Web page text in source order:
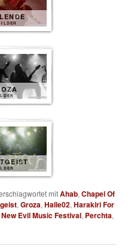
mitAhab,Chapel Of
,Groza,Halle02,Harakiri For
New Evil Music Festival, Perchta,